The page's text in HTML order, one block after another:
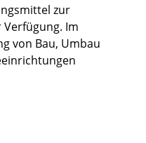
zur
Im
von Bau, Umbau